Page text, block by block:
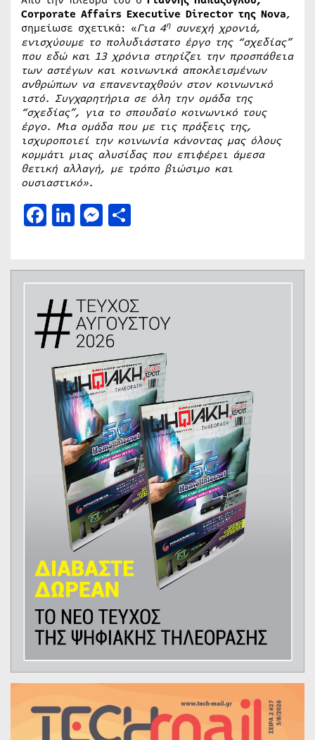
Corporate Affairs Executive Director της Nova,
σημείωσε σχετικά: «Για 4η συνεχή χρονιά,
ενισχύουμε το πολυδιάστατο έργο της “σχεδίας”
που εδώ και 13 χρόνια στηρίζει την προσπάθεια
των αστέγων και κοινωνικά αποκλεισμένων
ανθρώπων να επανενταχθούν στον κοινωνικό
ιστό. Συγχαρητήρια σε όλη την ομάδα της
“σχεδίας”, για το σπουδαίο κοινωνικό τους
έργο. Μια ομάδα που με τις πράξεις της,
ισχυροποιεί την κοινωνία κάνοντας μας όλους
κομμάτι μιας αλυσίδας που επιφέρει άμεσα
θετική αλλαγή, με τρόπο βιώσιμο και
ουσιαστικό».
Facebook
LinkedIn
Messenger